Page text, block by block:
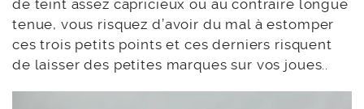
de teint assez capricieux ou au contraire longue
tenue, vous risquez d’avoir du mal à estomper
ces trois petits points et ces derniers risquent
de laisser des petites marques sur vos joues..